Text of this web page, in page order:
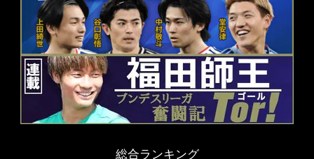
総合ランキング